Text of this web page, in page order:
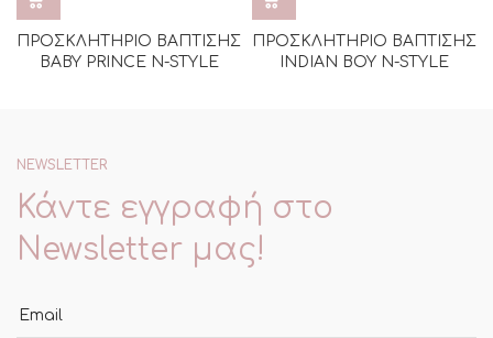
ΠΡΟΣΚΛΗΤΗΡΙΟ ΒΑΠΤΙΣΗΣ
BABY PRINCE N-STYLE
ΠΡΟΣΚΛΗΤΗΡΙΟ ΒΑΠΤΙΣΗΣ
INDIAN BOY N-STYLE
NEWSLETTER
Κάντε εγγραφή στο
Newsletter μας!